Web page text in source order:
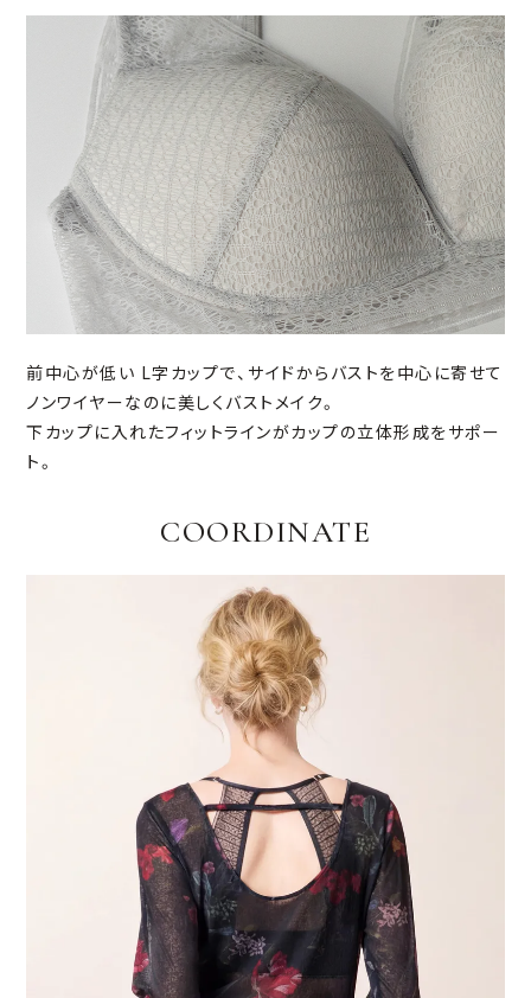
前中心が低い L字カップで、サイドからバストを中心に寄せて
ノンワイヤーなのに美しくバストメイク。
下カップに入れたフィットラインがカップの立体形成をサポー
ト。
COORDINATE